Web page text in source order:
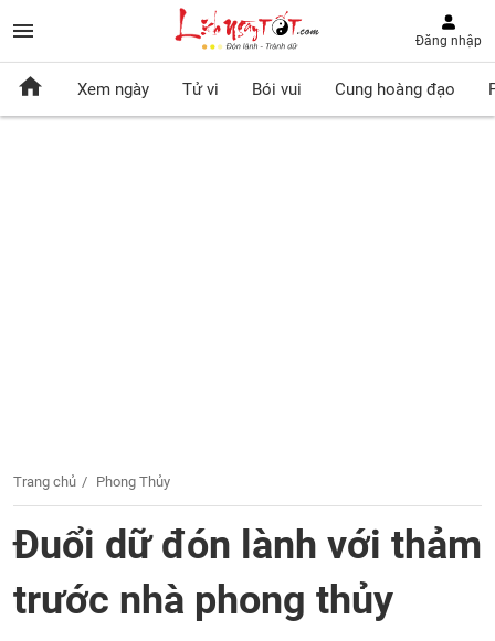
Đăng nhập
Xem ngày Tử vi Bói vui Cung hoàng đạo
Trang chủ Phong Thủy
Đuổi dữ đón lành với thảm
trước nhà phong thủy